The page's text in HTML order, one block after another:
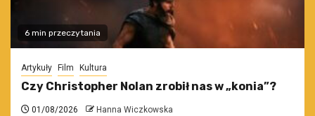
6 min przeczytania
Artykuły Film Kultura
Czy Christopher Nolan zrobił nas w „konia”?
01/08/2026 Hanna Wiczkowska